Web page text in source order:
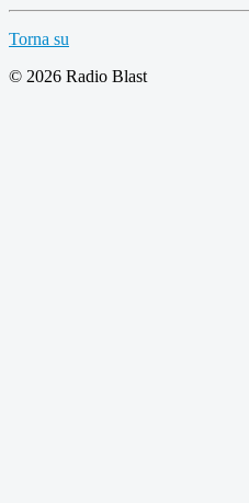
Torna su
© 2026 Radio Blast